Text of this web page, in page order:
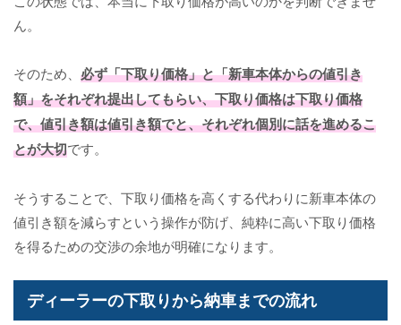
ん。
そのため、 必ず「下取り価格」と「新車本体からの値引き
額」をそれぞれ提出してもらい、下取り価格は下取り価格
で、値引き額は値引き額でと、それぞれ個別に話を進めるこ
とが大切です。
そうすることで、下取り価格を高くする代わりに新車本体の
値引き額を減らすという操作が防げ、純粋に高い下取り価格
を得るための交渉の余地が明確になります。
ディーラーの下取りから納車までの流れ